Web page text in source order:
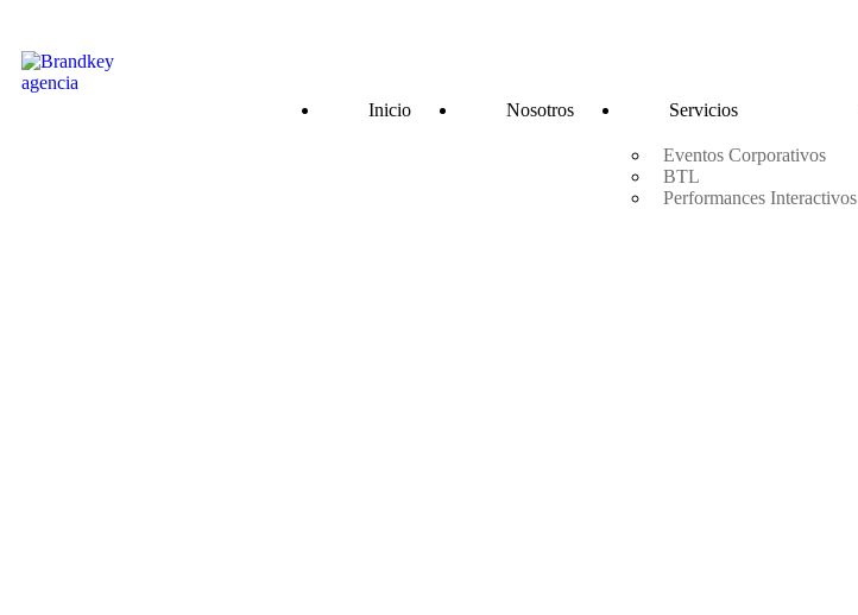
Inicio Nosotros Servicios
Eventos Corporativos
BTL
Performances Interactivos